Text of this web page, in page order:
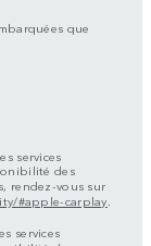
que
services
des
rendez-vous sur
#apple-carplay.
services